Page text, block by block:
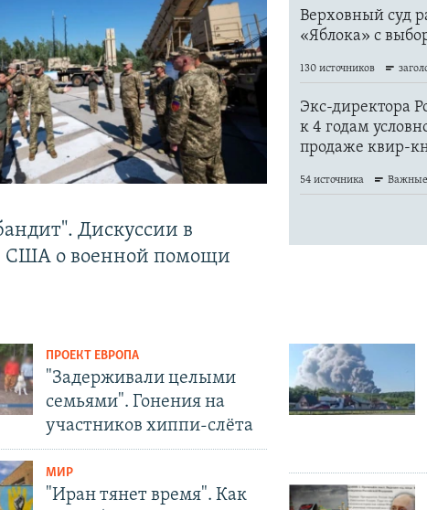
Дискуссии в
США о военной помощи
ПРОЕКТ ЕВРОПА
"Задерживали целыми
семьями". Гонения на
участников хиппи-слёта
МИР
"Иран тянет время". Как